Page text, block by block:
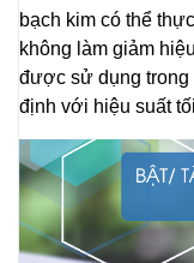
bạch kim có thể
không làm giảm
được sử dụng trong
định với hiệu suất